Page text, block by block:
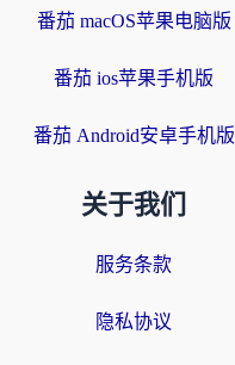
番茄 macOS苹果电脑版
番茄 ios苹果手机版
番茄 Android安卓手机版
关于我们
服务条款
隐私协议